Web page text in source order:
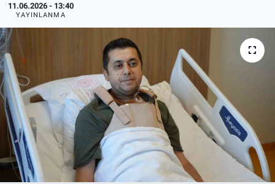
11.06.2026 - 13:40
YAYINLANMA